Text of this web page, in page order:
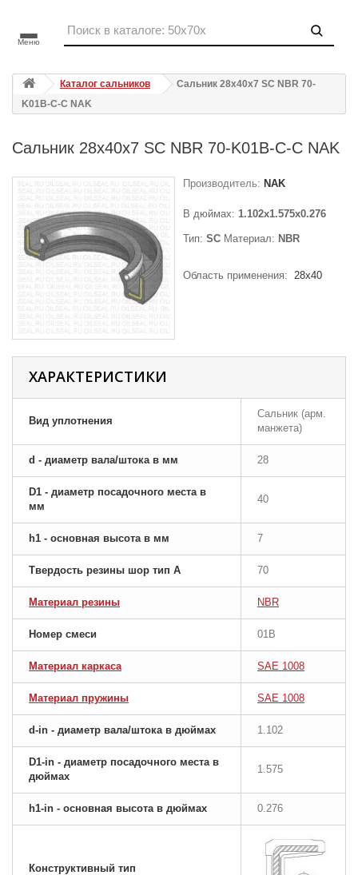
Меню
Каталог сальников
Сальник 28x40x7 SC NBR 70-
K01B-C-C NAK
Сальник 28x40x7 SC NBR 70-K01B-C-C NAK
Производитель: NAK
В дюймах: 1.102x1.575x0.276
Тип: SC Материал: NBR
Область применения: 28x40
ХАРАКТЕРИСТИКИ
Вид уплотнения
Сальник (арм.
манжета)
d - диаметр вала/штока в мм 28
D1 - диаметр посадочного места в
мм
40
h1 - основная высота в мм 7
Твердость резины шор тип A 70
Материал резины NBR
Номер смеси 01B
Материал каркаса SAE 1008
Материал пружины SAE 1008
d-in - диаметр вала/штока в дюймах 1.102
D1-in - диаметр посадочного места в
дюймах
1.575
h1-in - основная высота в дюймах 0.276
Конструктивный тип